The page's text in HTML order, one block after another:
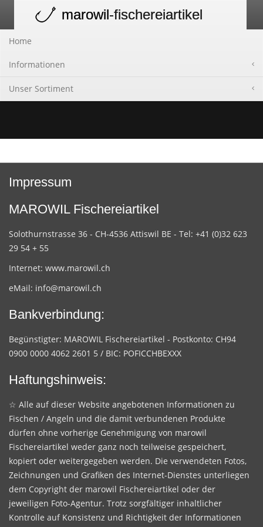
navigation
marowil-fischereiartikel
Home
Informationen
Unser Sortiment
Impressum
MAROWIL Fischereiartikel
Solothurnstrasse 36 - CH-4536 Attiswil BE - Tel: +41 (0)32 623
29 54 + 55
Internet: www.marowil.ch
eMail: info@marowil.ch
Bankverbindung:
Begünstigter: MAROWIL Fischereiartikel - Postkonto: CH94
0900 0000 4062 2601 5 / BIC: POFICCHBEXXX
Haftungshinweis:
☆ Alle auf dieser Website angebotenen Informationen zu
Fischen / Angeln und die damit verbundenen Produkte
dürfen ohne vorherige Genehmigung von marowil
Fischereiartikel weder ganz noch teilweise gespeichert,
kopiert oder weitergegeben werden. Die verwendeten Fotos,
Zeichnungen und Grafiken des Internet-Dienstes unterliegen
dem Copyright der marowil Fischereiartikel oder der
jeweiligen Foto-Agentur. Trotz sorgfältiger inhaltlicher
Kontrolle auf Konsistenz und Richtigkeit der Informationen